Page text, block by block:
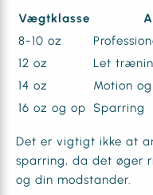
Vægtklasse
8-10 oz
12 oz
Let
14 oz
Motion
16 oz og op Sparring
Det er vigtigt ikke at
sparring, da det øger
og din modstander.